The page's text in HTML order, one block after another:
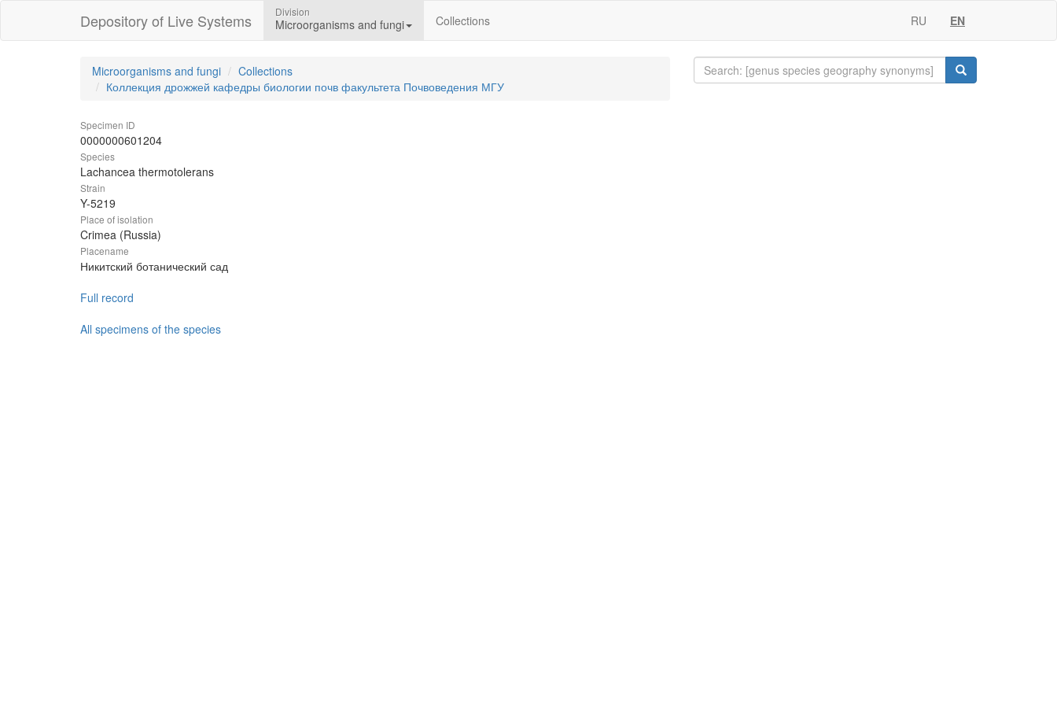
Depository of Live Systems Division
Microorganisms and fungi Collections RU EN
Microorganisms and fungi
Collections
Коллекция дрожжей кафедры биологии почв факультета Почвоведения МГУ
Specimen ID
0000000601204
Species
Lachancea thermotolerans
Strain
Y-5219
Place of isolation
Crimea (Russia)
Placename
Никитский ботанический сад
Full record
All specimens of the species